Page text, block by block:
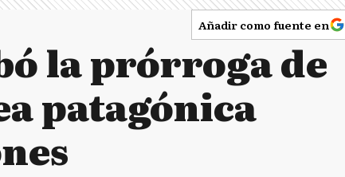
Añadir como fuente en
la prórroga de
patagónica